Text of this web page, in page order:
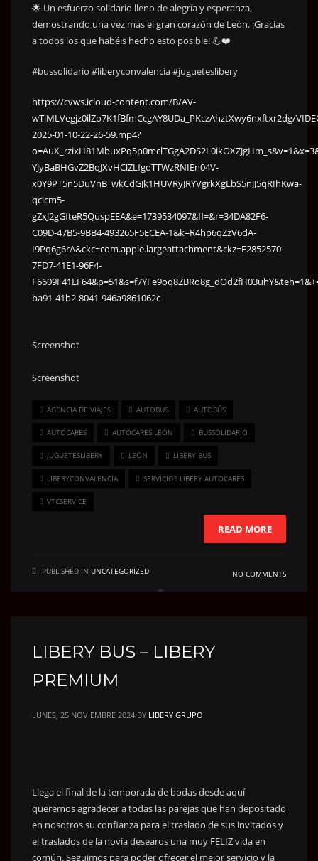
🌟 Un esfuerzo solidario lleno de alegría y esperanza,
demostrando una vez más el gran corazón de León. ¡Gracias
a todos los que habéis hecho esto posible! 💪❤️
#bussolidario #liberyconvalencia #jugueteslibery
https://cvws.icloud-content.com/B/AV-
wTiMLVegjz0ilZo7K1fBfmCcgAY8UDa_PKczAhztXwy6nxftxr2dg/
2025-01-10-22-26-59.mp4?
YJyBaBHGvZ2BqJXvHClZLfgoTTWzRNIEn04V-
x0Y9PT5n5DuVnB_wkCdGJk1HUVRyJRYVgrkXgLbS5nJJ5qRIhKwa-
qcicm5-
gZxJ2gGfteR5QuspEEA&e=1739534097&fl=&r=34DA82F6-
C09D-47B5-9BB4-493265F5ECEA-1&k=R4hp6qZzV6dA-
I9Pq6g6rA&ckc=com.apple.largeattachment&ckz=E2852570-
7FD7-41E1-96F4-
ba91-41b2-8041-946a9861062c
Screenshot
Screenshot
AGENCIA DE VIAJES AUTOBUS AUTOBÚS
AUTOCARES AUTOCARES LEÓN BUSSOLIDARIO
JUGUETESLIBERY LEÓN LIBERY BUS
LIBERYCONVALENCIA SERVICIOS LIBERY AUTOCARES
VTCSERVICE
READ MORE
PUBLISHED IN UNCATEGORIZED NO COMMENTS
LIBERY BUS – LIBERY
PREMIUM
LUNES, 25 NOVIEMBRE 2024 BY LIBERY GRUPO
Llega el final de la temporada de bodas desde aquí
queremos agradecer a todas las parejas que han depositado
en nosotros su confianza para el traslado de sus invitados y
el traslados de la novia desearos una muy FELIZ vida en
común. Seguimos para poder ofrecer el mejor servicio y la